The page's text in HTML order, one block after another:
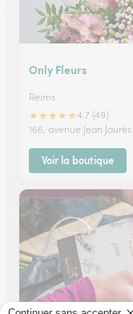
Only Fleurs
Reims
★★★★★4.7 (49)
166, avenue Jean Jaurès
Voir la boutique